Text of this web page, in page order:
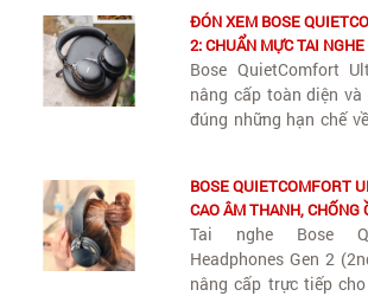
kiểm soát dải..
ĐÓN XEM BOSE
2: CHUẨN MỰC TAI
Bose QuietComfort
nâng cấp toàn diện
đúng những hạn chế
tính năng kỹ thuật
BOSE QUIETCOMFORT
CAO ÂM THANH, CHỐNG
Tai nghe Bose
Headphones Gen 2
nâng cấp trực tiếp cho